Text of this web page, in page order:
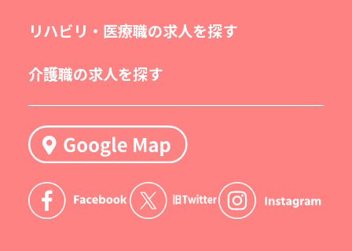
リハビリ・医療職の求人を探す
介護職の求人を探す